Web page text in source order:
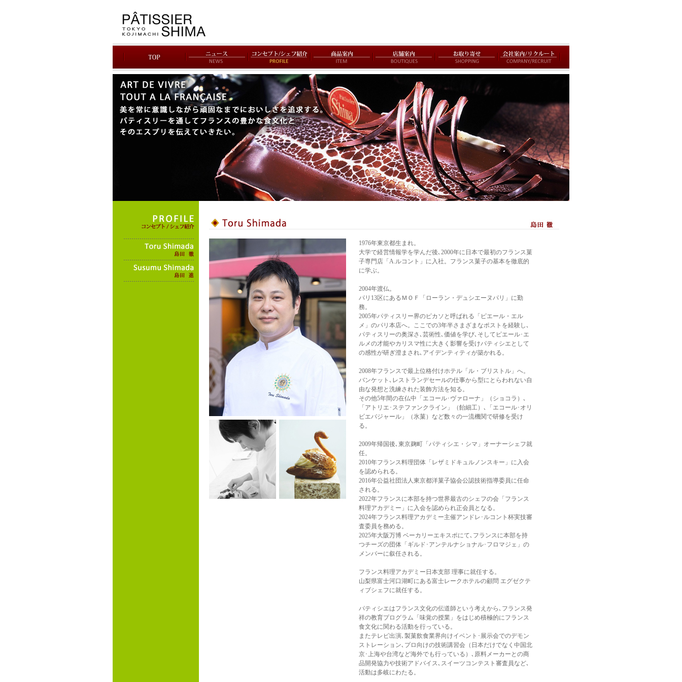
1976年東京都生まれ。
大学で経営情報学を学んだ後､2000年に日本で最初のフランス菓
子専門店「A.ルコント」に入社。フランス菓子の基本を徹底的
に学ぶ。
2004年渡仏。
パリ13区にあるＭＯＦ「ローラン・デュシエーヌパリ」に勤
務。
2005年パティスリー界のピカソと呼ばれる「ピエール・エル
メ」のパリ本店へ。ここでの3年半さまざまなポストを経験し､
パティスリーの奥深さ､芸術性､価値を学び､そしてピエール･エ
ルメの才能やカリスマ性に大きく影響を受けパティシエとして
の感性が研ぎ澄まされ､アイデンティティが築かれる。
2008年フランスで最上位格付けホテル「ル・ブリストル」へ。
バンケット､レストランデセールの仕事から型にとらわれない自
由な発想と洗練された装飾方法を知る。
その他5年間の在仏中「エコール･ヴァローナ」（ショコラ）､
「アトリエ･ステファンクライン」（飴細工）､「エコール･オリ
ビエバジャール」（氷菓）など数々の一流機関で研修を受け
る。
2009年帰国後､東京麹町「パティシエ・シマ」オーナーシェフ就
任。
2010年フランス料理団体「レザミドキュルノンスキー」に入会
を認められる。
2016年公益社団法人東京都洋菓子協会公認技術指導委員に任命
される。
2022年フランスに本部を持つ世界最古のシェフの会「フランス
料理アカデミー」に入会を認められ正会員となる。
2024年フランス料理アカデミー主催アンドレ･ルコント杯実技審
査委員を務める。
2025年大阪万博 ベーカリーエキスポにて､フランスに本部を持
つチーズの団体「ギルド･アンテルナショナル･フロマジェ」の
メンバーに叙任される。
フランス料理アカデミー日本支部 理事に就任する。
山梨県富士河口湖町にある富士レークホテルの顧問 エグゼクテ
ィブシェフに就任する。
パティシエはフランス文化の伝道師という考えから､フランス発
祥の教育プログラム「味覚の授業」をはじめ積極的にフランス
食文化に関わる活動を行っている。
またテレビ出演､製菓飲食業界向けイベント･展示会でのデモン
ストレーション､プロ向けの技術講習会（日本だけでなく中国北
京･上海や台湾など海外でも行っている）､原料メーカーとの商
品開発協力や技術アドバイス､スイーツコンテスト審査員など､
活動は多岐にわたる。